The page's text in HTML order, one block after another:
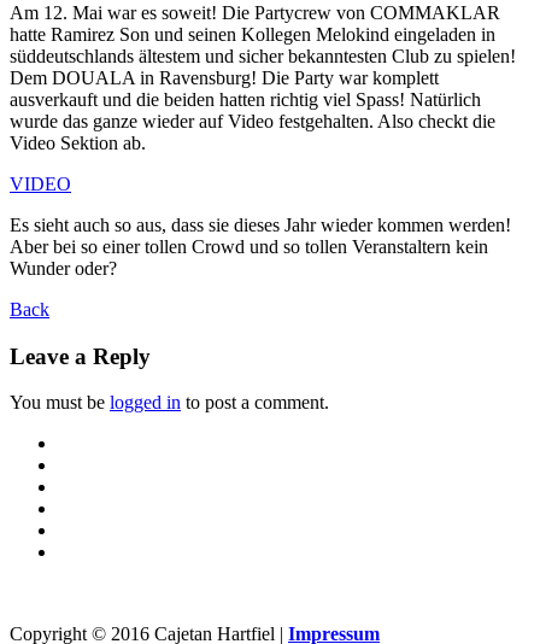
Am 12. Mai war es soweit! Die Partycrew von COMMAKLAR
hatte Ramirez Son und seinen Kollegen Melokind eingeladen in
süddeutschlands ältestem und sicher bekanntesten Club zu spielen!
Dem DOUALA in Ravensburg! Die Party war komplett
ausverkauft und die beiden hatten richtig viel Spass! Natürlich
wurde das ganze wieder auf Video festgehalten. Also checkt die
Video Sektion ab.
VIDEO
Es sieht auch so aus, dass sie dieses Jahr wieder kommen werden!
Aber bei so einer tollen Crowd und so tollen Veranstaltern kein
Wunder oder?
Back
Leave a Reply
You must be logged in to post a comment.
Copyright © 2016 Cajetan Hartfiel | Impressum